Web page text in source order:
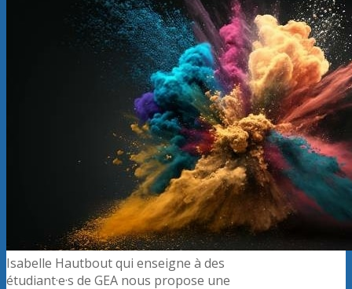
Isabelle Hautbout qui enseigne à des
étudiant·e·s de GEA nous propose une